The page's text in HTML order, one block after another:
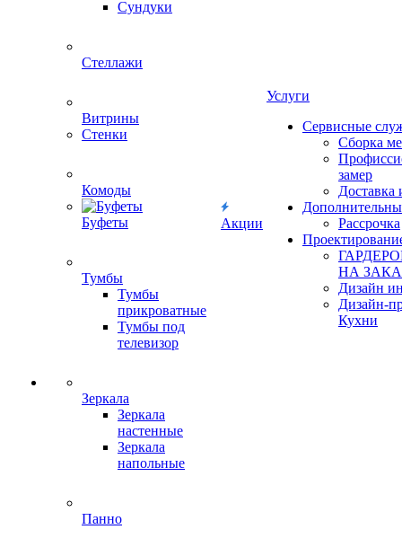
Сундуки
Стеллажи
Витрины
Стенки
Комоды
Буфеты
Тумбы
Тумбы
прикроватные
Тумбы под
телевизор
Зеркала
Зеркала
настенные
Зеркала
напольные
Панно
Акции
Услуги
Сервисные
Сборка
замер
Доставка
Рассрочка
НА
Дизайн
Дизайн-
Кухни